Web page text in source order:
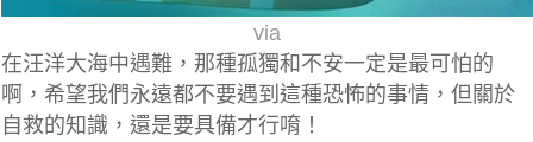
via
在汪洋大海中遇難，那種孤獨和不安一定是最可怕的
啊，希望我們永遠都不要遇到這種恐怖的事情，但關於
自救的知識，還是要具備才行唷！